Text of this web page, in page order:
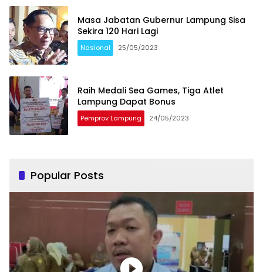
Masa Jabatan Gubernur Lampung Sisa
Sekira 120 Hari Lagi
Nasional 25/05/2023
Raih Medali Sea Games, Tiga Atlet
Lampung Dapat Bonus
Pemprov Lampung 24/05/2023
Popular Posts